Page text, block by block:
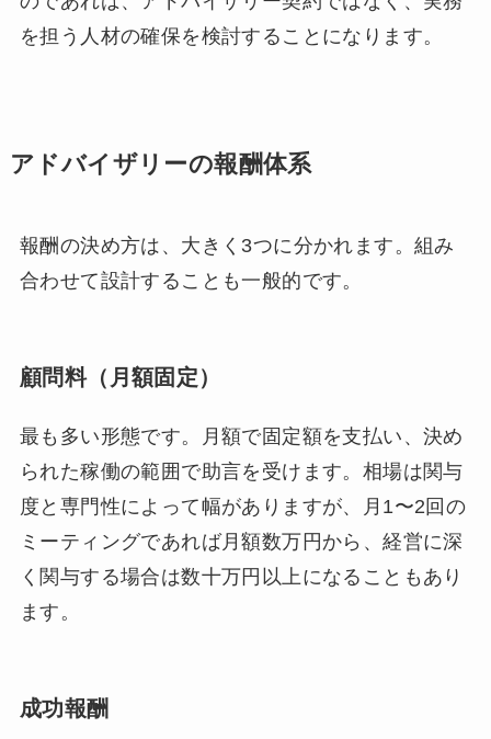
を担う人材の確保を検討することになります。
アドバイザリーの報酬体系
報酬の決め方は、大きく3つに分かれます。組み
合わせて設計することも一般的です。
顧問料（月額固定）
最も多い形態です。月額で固定額を支払い、決め
られた稼働の範囲で助言を受けます。相場は関与
度と専門性によって幅がありますが、月1〜2回の
ミーティングであれば月額数万円から、経営に深
く関与する場合は数十万円以上になることもあり
ます。
成功報酬